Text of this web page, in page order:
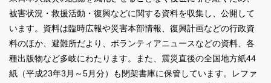
被害状況・救援活動・復興などに関する資料を収集し、公開して
います。資料は臨時広報や災害本部情報、復興計画などの行政資
料のほか、避難所だより、ボランティアニュースなどの資料、各
種出版物など多岐にわたります。また、震災直後の全国地方紙44
紙（平成23年3月～5月分）も閉架書庫に保管しています。レファ